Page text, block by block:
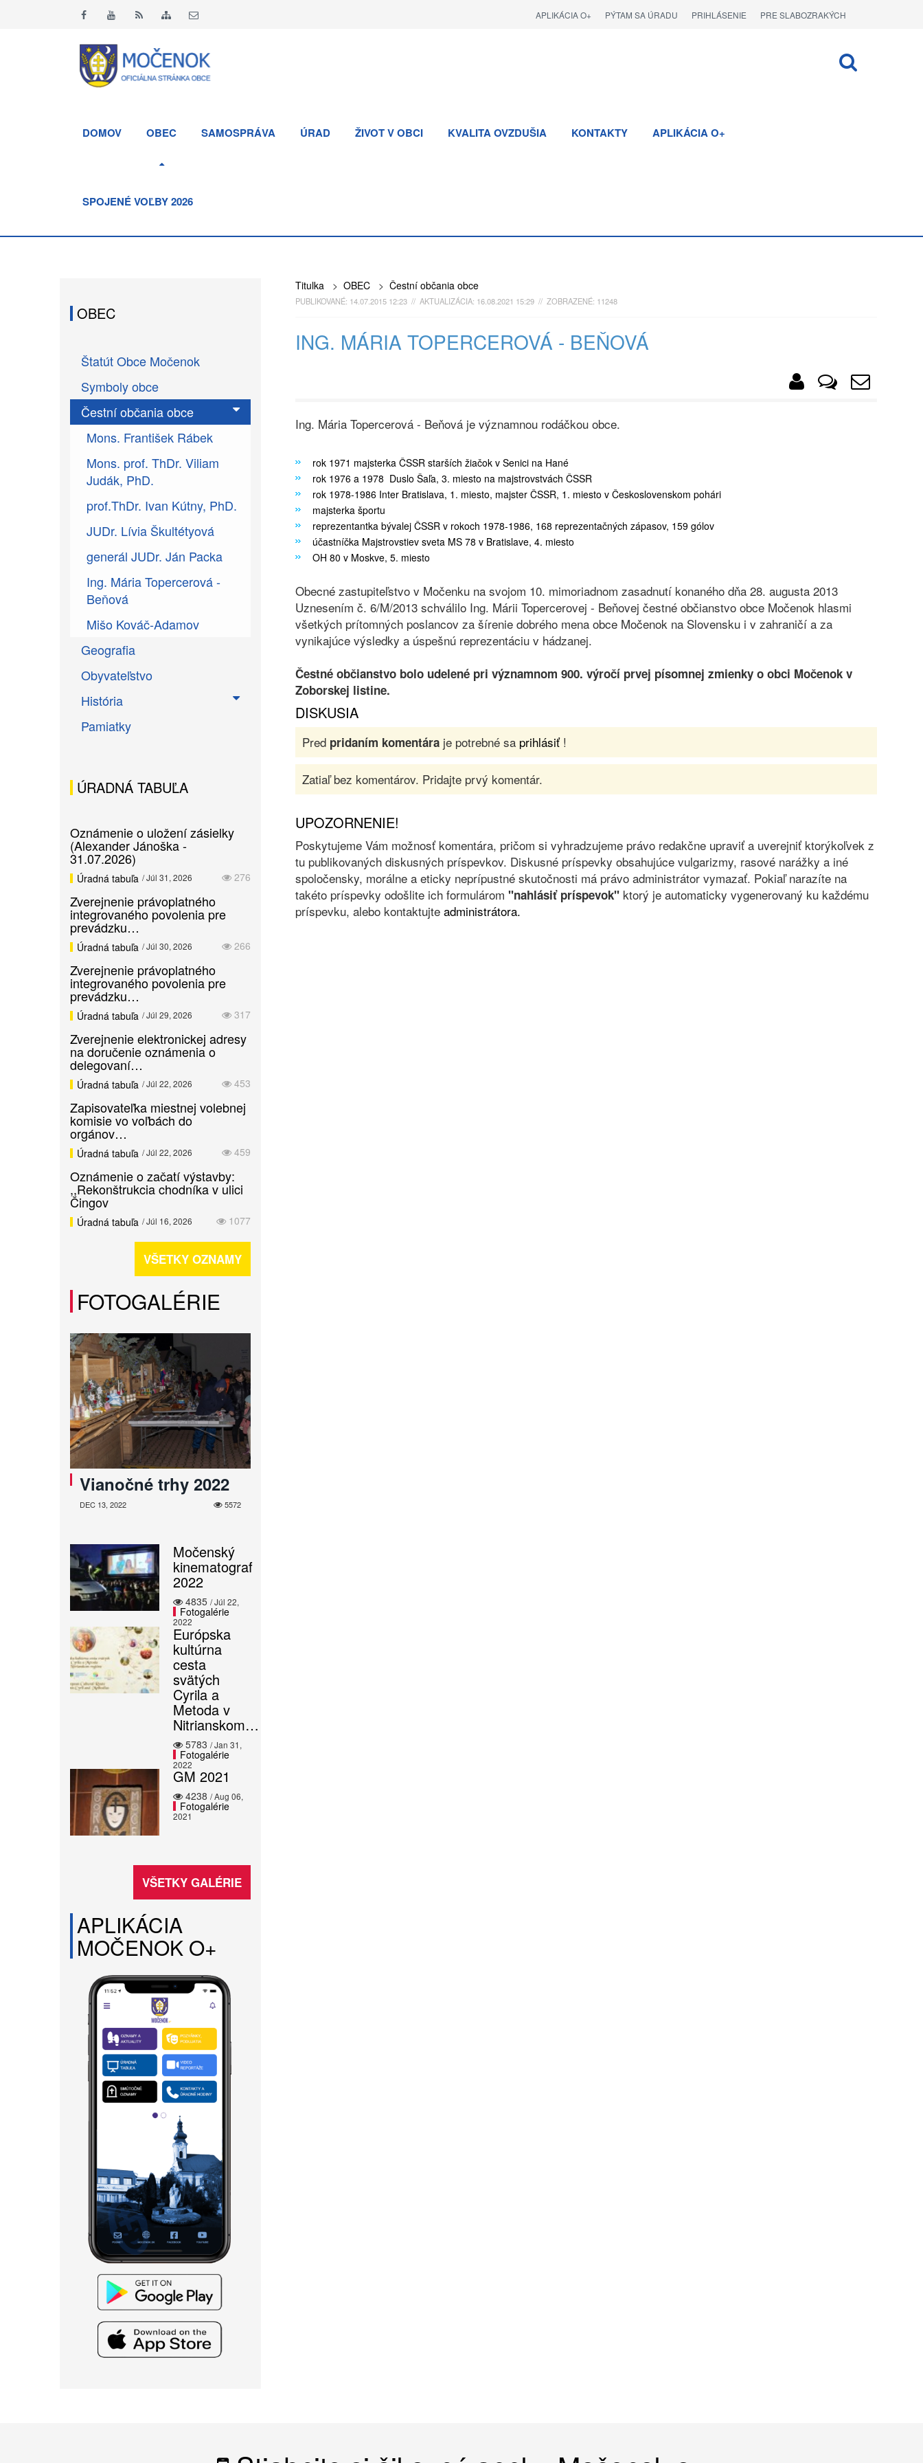
PRE SLABOZRAKÝCH
PRIHLÁSENIE
PÝTAM SA ÚRADU
APLIKÁCIA O+
DOMOV OBEC SAMOSPRÁVA ÚRAD ŽIVOT V OBCI KVALITA OVZDUŠIA KONTAKTY APLIKÁCIA O+
SPOJENÉ VOĽBY 2026
Titulka> OBEC> Čestní občania obce
PUBLIKOVANÉ: 14.07.2015 12:23 // AKTUALIZÁCIA: 16.08.2021 15:29 // ZOBRAZENÉ: 11248
ING. MÁRIA TOPERCEROVÁ - BEŇOVÁ
Ing. Mária Topercerová - Beňová je významnou rodáčkou obce.
rok 1971 majsterka ČSSR starších žiačok v Senici na Hané
rok 1976 a 1978 Duslo Šaľa, 3. miesto na majstrovstvách ČSSR
rok 1978-1986 Inter Bratislava, 1. miesto, majster ČSSR, 1. miesto v Československom pohári
majsterka športu
reprezentantka bývalej ČSSR v rokoch 1978-1986, 168 reprezentačných zápasov, 159 gólov
účastníčka Majstrovstiev sveta MS 78 v Bratislave, 4. miesto
OH 80 v Moskve, 5. miesto
Obecné zastupiteľstvo v Močenku na svojom 10. mimoriadnom zasadnutí konaného dňa 28. augusta 2013
Uznesením č. 6/M/2013 schválilo Ing. Márii Topercerovej - Beňovej čestné občianstvo obce Močenok hlasmi
všetkých prítomných poslancov za šírenie dobrého mena obce Močenok na Slovensku i v zahraničí a za
vynikajúce výsledky a úspešnú reprezentáciu v hádzanej.
Čestné občianstvo bolo udelené pri významnom 900. výročí prvej písomnej zmienky o obci Močenok v
Zoborskej listine.
DISKUSIA
Pred pridaním komentáraje potrebné sa prihlásiť!
Zatiaľ bez komentárov. Pridajte prvý komentár.
UPOZORNENIE!
Poskytujeme Vám možnosť komentára, pričom si vyhradzujeme právo redakčne upraviť a uverejniť ktorýkoľvek z
tu publikovaných diskusných príspevkov. Diskusné príspevky obsahujúce vulgarizmy, rasové narážky a iné
spoločensky, morálne a eticky neprípustné skutočnosti má právo administrátor vymazať. Pokiaľ narazíte na
takéto príspevky odošlite ich formulárom "nahlásiť príspevok"ktorý je automaticky vygenerovaný ku každému
príspevku, alebo kontaktujte administrátora.
OBEC
Štatút Obce Močenok
Symboly obce
Čestní občania obce
Mons. František Rábek
Mons. prof. ThDr. Viliam
Judák, PhD.
prof.ThDr. Ivan Kútny, PhD.
JUDr. Lívia Škultétyová
generál JUDr. Ján Packa
Ing. Mária Topercerová -
Beňová
Mišo Kováč-Adamov
Geografia
Obyvateľstvo
História
Pamiatky
ÚRADNÁ TABUĽA
Oznámenie o uložení zásielky
(Alexander Jánoška -
31.07.2026)
276
Úradná tabuľa / Júl 31, 2026
Zverejnenie právoplatného
integrovaného povolenia pre
prevádzku…
266
Úradná tabuľa / Júl 30, 2026
Zverejnenie právoplatného
integrovaného povolenia pre
prevádzku…
317
Úradná tabuľa / Júl 29, 2026
Zverejnenie elektronickej adresy
na doručenie oznámenia o
delegovaní…
453
Úradná tabuľa / Júl 22, 2026
Zapisovateľka miestnej volebnej
komisie vo voľbách do
orgánov…
459
Úradná tabuľa / Júl 22, 2026
Oznámenie o začatí výstavby:
,,Rekonštrukcia chodníka v ulici
Čingov
1077
Úradná tabuľa / Júl 16, 2026
VŠETKY OZNAMY
FOTOGALÉRIE
Vianočné trhy 2022
5572
DEC 13, 2022
Močenský
kinematograf
2022
4835
Fotogalérie
/ Júl 22,
2022
Európska
kultúrna
cesta
svätých
Cyrila a
Metoda v
Nitrianskom…
5783
Fotogalérie
/ Jan 31,
2022
GM 2021
4238
Fotogalérie
/ Aug 06,
2021
VŠETKY GALÉRIE
APLIKÁCIA
MOČENOK O+